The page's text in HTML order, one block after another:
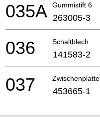
Gummistift 6
035A 263005-3
Schaltblech
036 141583-2
Zwischenplatte
037 453665-1